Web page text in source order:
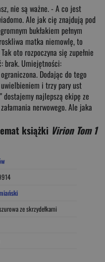
nie są ważne. - A co jest
Ale jak cię znajdują pod
bukłakiem pełnym
matka niemowlę, to
oto rozpoczyna się zupełnie
brak. Umiejętności:
Dodając do tego
i trzy pary ust
dostajemy najlepszą ekipę ze
nerwowego. Ale jaka
książki Virion Tom 1
ze skrzydełkami